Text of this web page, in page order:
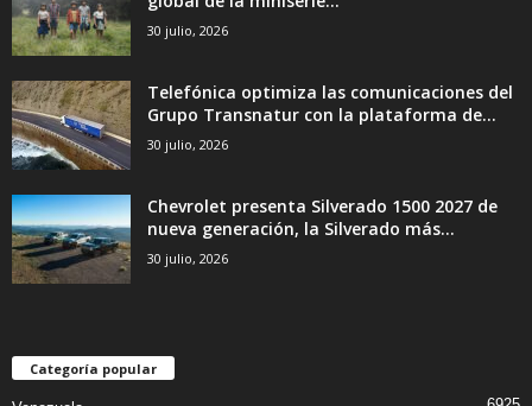
30 julio, 2026
Telefónica optimiza las comunicaciones del
Grupo Transnatur con la plataforma de...
30 julio, 2026
Chevrolet presenta Silverado 1500 2027 de
nueva generación, la Silverado más...
30 julio, 2026
Categoría popular